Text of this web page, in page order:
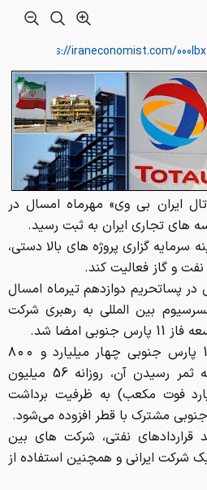
ایران بی وی» مهرماه امسال در
های تجاری ایران به ثبت رسید.
سرمایه گزاری پروژه های بالا دستی،
و گاز فعالیت کند.
در پساتحریم دوازدهم تیرماه امسال
بین المللی به رهبری شرکت
امضا شد.
ارزش قرارداد توسعه فاز 11 پارس جنوبی چهار میلیارد و ٨٠٠
میلیون دلار است که با به ثمر رسیدن آن، روزانه 56 میلیون
(معادل 2 میلیارد فوت مکعب) به ظرفیت برداشت
مشترک با قطر افزوده می‌شود.
نفتی، شرکت های بین
یک شرکت ایرانی و همچنین استفاده از